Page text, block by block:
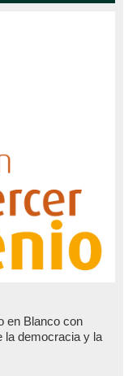
en Blanco con
la democracia y la